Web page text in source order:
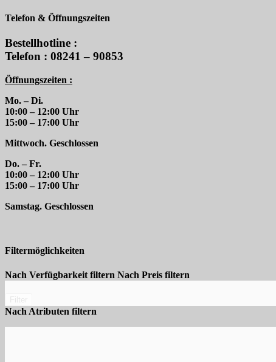
Telefon & Öffnungszeiten
Bestellhotline :
Telefon : 08241 – 90853
Öffnungszeiten :
Mo. – Di.
10:00 – 12:00 Uhr
15:00 – 17:00 Uhr
Mittwoch. Geschlossen
Do. – Fr.
10:00 – 12:00 Uhr
15:00 – 17:00 Uhr
Samstag. Geschlossen
Filtermöglichkeiten
Nach Verfügbarkeit filtern Nach Preis filtern
Nach Atributen filtern